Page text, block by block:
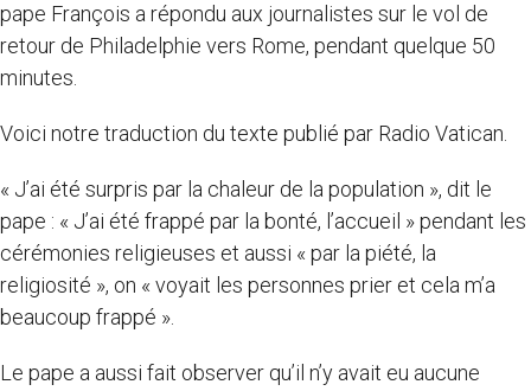
pape François a répondu aux journalistes sur le vol de
retour de Philadelphie vers Rome, pendant quelque 50
minutes.
Voici notre traduction du texte publié par Radio Vatican.
« J’ai été surpris par la chaleur de la population », dit le
pape : « J’ai été frappé par la bonté, l’accueil » pendant les
cérémonies religieuses et aussi « par la piété, la
religiosité », on « voyait les personnes prier et cela m’a
beaucoup frappé ».
Le pape a aussi fait observer qu’il n’y avait eu aucune